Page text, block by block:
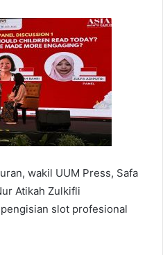
wakil UUM Press, Safa
Atikah Zulkifli
slot profesional